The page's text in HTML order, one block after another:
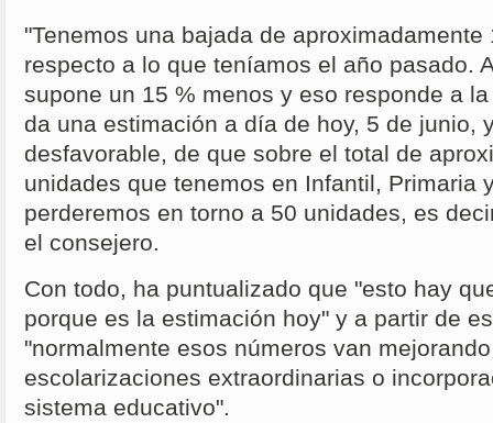
"Tenemos una bajada de
respecto a lo que teníamos el año pasado.
supone un 15 % menos y eso responde a
da una estimación a día de hoy, 5 de junio,
desfavorable, de que sobre el total de
unidades que tenemos en Infantil, Primaria
perderemos en torno a 50 unidades, es
el consejero.
Con todo, ha puntualizado que "esto hay
porque es la estimación hoy" y a partir de
"normalmente esos números van
escolarizaciones extraordinarias o
sistema educativo".